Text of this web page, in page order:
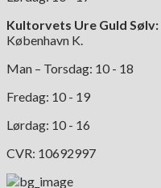
Kultorvets Ure Guld Sølv:
København K.
Man – Torsdag: 10 - 18
Fredag: 10 - 19
Lørdag: 10 - 16
CVR: 10692997